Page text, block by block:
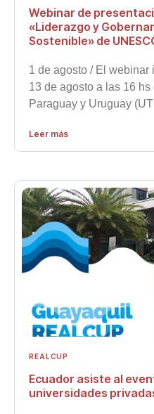
Webinar de
«Liderazgo y
Sostenible» de
1 de agosto / El
13 de agosto a las 16
Paraguay y Uruguay
Leer más
REALCUP
Ecuador asiste al
universidades